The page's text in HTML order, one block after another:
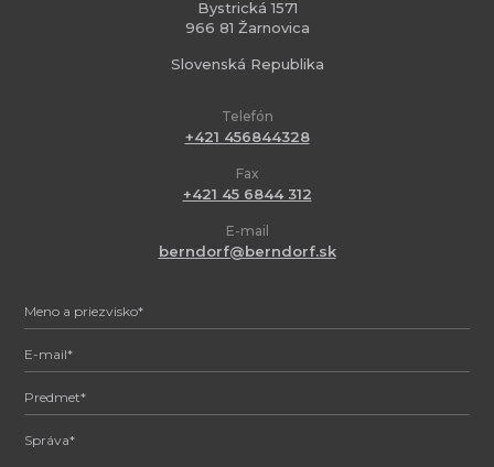
Bystrická 1571
966 81 Žarnovica
Slovenská Republika
Telefón
+421 456844328
Fax
+421 45 6844 312
E-mail
berndorf@berndorf.sk